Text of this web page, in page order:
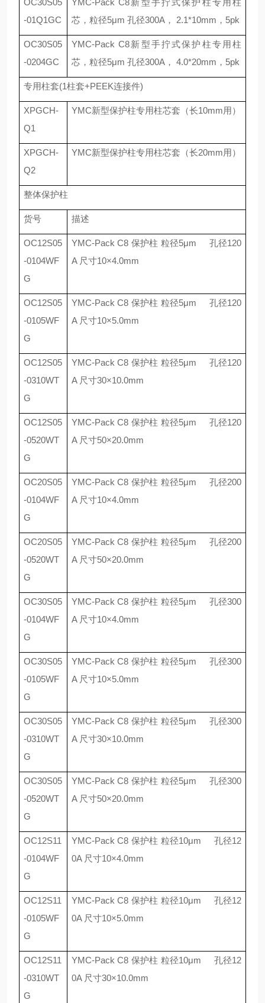
OC30S05
-01Q1GC
YMC-Pack C8新型手拧式保护柱专用柱
芯，粒径5μm 孔径300A ， 2.1*10mm ， 5pk
OC30S05
-0204GC
YMC-Pack C8新型手拧式保护柱专用柱
芯，粒径5μm 孔径300A ， 4.0*20mm ， 5pk
专用柱套(1柱套+PEEK连接件)
XPGCH-
Q1
YMC新型保护柱专用柱芯套（长10mm用）
XPGCH-
Q2
YMC新型保护柱专用柱芯套（长20mm用）
整体保护柱
货号 描述
OC12S05
-0104WF
G
YMC-Pack C8 保护柱 粒径5μm 孔径120
A 尺寸10×4.0mm
OC12S05
-0105WF
G
YMC-Pack C8 保护柱 粒径5μm 孔径120
A 尺寸10×5.0mm
OC12S05
-0310WT
G
YMC-Pack C8 保护柱 粒径5μm 孔径120
A 尺寸30×10.0mm
OC12S05
-0520WT
G
YMC-Pack C8 保护柱 粒径5μm 孔径120
A 尺寸50×20.0mm
OC20S05
-0104WF
G
YMC-Pack C8 保护柱 粒径5μm 孔径200
A 尺寸10×4.0mm
OC20S05
-0520WT
G
YMC-Pack C8 保护柱 粒径5μm 孔径200
A 尺寸50×20.0mm
OC30S05
-0104WF
G
YMC-Pack C8 保护柱 粒径5μm 孔径300
A 尺寸10×4.0mm
OC30S05
-0105WF
G
YMC-Pack C8 保护柱 粒径5μm 孔径300
A 尺寸10×5.0mm
OC30S05
-0310WT
G
YMC-Pack C8 保护柱 粒径5μm 孔径300
A 尺寸30×10.0mm
OC30S05
-0520WT
G
YMC-Pack C8 保护柱 粒径5μm 孔径300
A 尺寸50×20.0mm
OC12S11
-0104WF
G
YMC-Pack C8 保护柱 粒径10μm 孔径12
0A 尺寸10×4.0mm
OC12S11
-0105WF
G
YMC-Pack C8 保护柱 粒径10μm 孔径12
0A 尺寸10×5.0mm
OC12S11
-0310WT
G
YMC-Pack C8 保护柱 粒径10μm 孔径12
0A 尺寸30×10.0mm